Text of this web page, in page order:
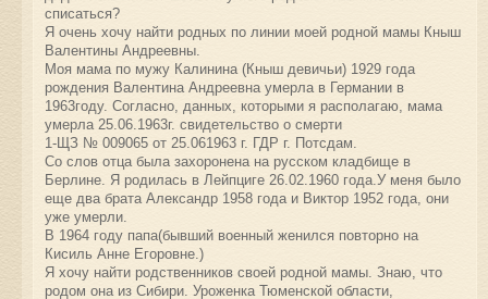
списаться?
Я очень хочу найти родных по линии моей родной мамы Кныш
Валентины Андреевны.
Моя мама по мужу Калинина (Кныш девичьи) 1929 года
рождения Валентина Андреевна умерла в Германии в
1963году. Согласно, данных, которыми я располагаю, мама
умерла 25.06.1963г. свидетельство о смерти
1-ЩЗ № 009065 от 25.061963 г. ГДР г. Потсдам.
Со слов отца была захоронена на русском кладбище в
Берлине. Я родилась в Лейпциге 26.02.1960 года.У меня было
еще два брата Александр 1958 года и Виктор 1952 года, они
уже умерли.
В 1964 году папа(бывший военный женился повторно на
Кисиль Анне Егоровне.)
Я хочу найти родственников своей родной мамы. Знаю, что
родом она из Сибири. Уроженка Тюменской области,